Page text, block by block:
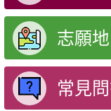
志願地
常見